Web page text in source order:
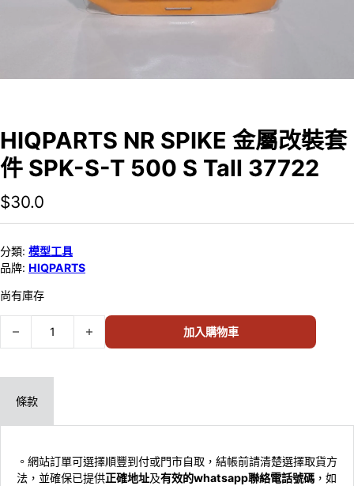
HIQPARTS NR SPIKE 金屬改裝套
件 SPK-S-T 500 S Tall 37722
$30.0
分類: 模型工具
品牌: HIQPARTS
尚有庫存
HIQPARTS NR SPIKE 金屬改裝套件 SPK-S-T 500 S Tall 37722 數量
加入購物車
條款
。網站訂單可選擇順豐到付或門市自取，結帳前請清楚選擇取貨方
法，並確保已提供正確地址及有效的whatsapp聯絡電話號碼 ，如